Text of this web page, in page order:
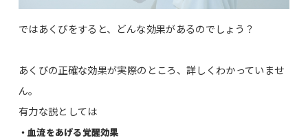
ではあくびをすると、どんな効果があるのでしょう？
あくびの正確な効果が実際のところ、詳しくわかっていませ
ん。
有力な説としては
・血流をあげる覚醒効果